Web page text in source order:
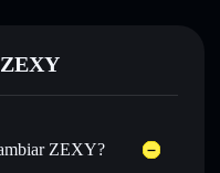
ZEXY?